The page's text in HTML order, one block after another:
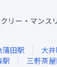
リー・マンス
蒲田駅 大
駅 三軒茶屋